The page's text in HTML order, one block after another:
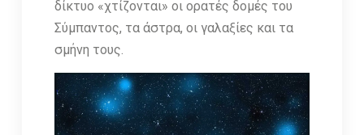
δίκτυο «χτίζονται» οι ορατές δομές του
Σύμπαντος, τα άστρα, οι γαλαξίες και τα
σμήνη τους.